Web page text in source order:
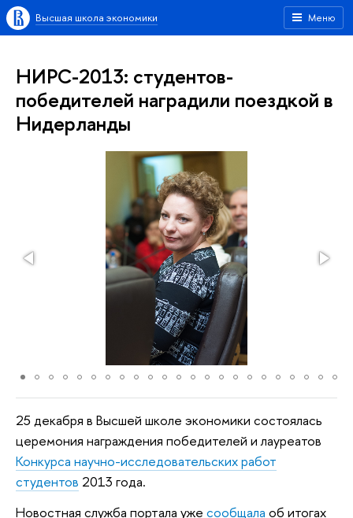
Меню
Высшая школа экономики
НИРС-2013: студентов-
победителей наградили поездкой в
Нидерланды
25 декабря в Высшей школе экономики состоялась
церемония награждения победителей и лауреатов
Конкурса научно-исследовательских работ
студентов 2013 года.
Новостная служба портала уже сообщала об итогах